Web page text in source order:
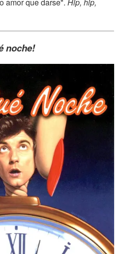
amor que darse". Hip, hip,
noche!